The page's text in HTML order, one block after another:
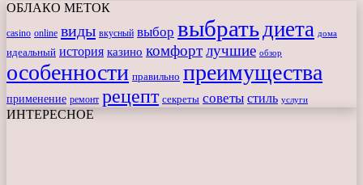
ОБЛАКО МЕТОК
casino online виды вкусный выбор выбратьдиета дома
идеальный история казино комфортлучшие обзор
особенности правильно преимущества
применение ремонт рецепт секреты советы стиль услуги
ИНТЕРЕСНОЕ